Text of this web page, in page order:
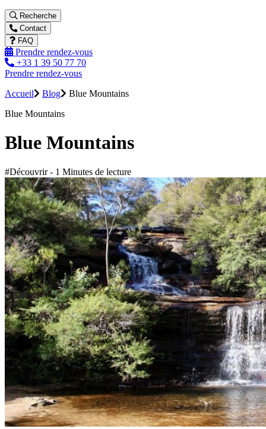
Recherche
Contact
FAQ
Prendre rendez-vous
+33 1 39 50 77 70
Prendre rendez-vous
Accueil
Blog
Blue Mountains
Blue Mountains
Blue Mountains
#Découvrir - 1 Minutes de lecture